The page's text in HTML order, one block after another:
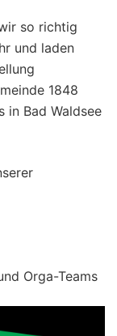
so richtig
und laden
1848
in Bad Waldsee
Orga-Teams